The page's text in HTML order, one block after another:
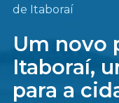
de Itaboraí
Um novo
Itaboraí,
para a